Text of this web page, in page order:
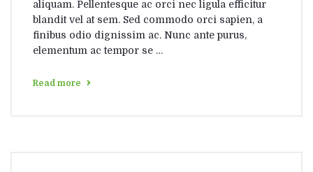
aliquam. Pellentesque ac orci nec ligula efficitur
blandit vel at sem. Sed commodo orci sapien, a
finibus odio dignissim ac. Nunc ante purus,
elementum ac tempor se …
Read more